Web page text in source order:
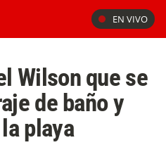
EN VIVO
Wilson que se
de baño y
playa